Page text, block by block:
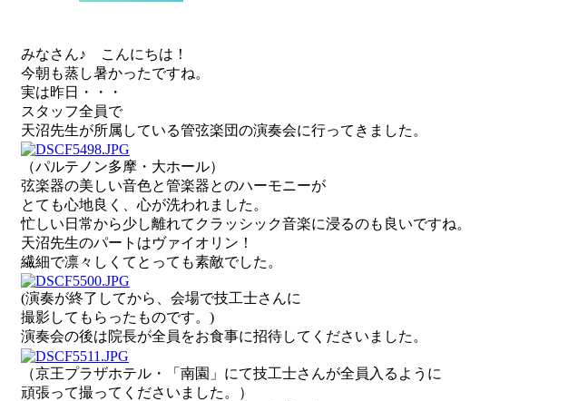
みなさん♪ こんにちは！
今朝も蒸し暑かったですね。
実は昨日・・・
スタッフ全員で
天沼先生が所属している管弦楽団の演奏会に行ってきました。
（パルテノン多摩・大ホール）
弦楽器の美しい音色と管楽器とのハーモニーが
とても心地良く、心が洗われました。
忙しい日常から少し離れてクラッシック音楽に浸るのも良いですね。
天沼先生のパートはヴァイオリン！
繊細で凛々しくてとっても素敵でした。
(演奏が終了してから、会場で技工士さんに
撮影してもらったものです。)
演奏会の後は院長が全員をお食事に招待してくださいました。
（京王プラザホテル・「南園」にて技工士さんが全員入るように
頑張って撮ってくださいました。）